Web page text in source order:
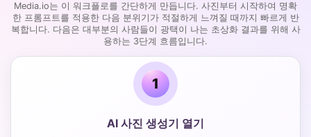
Media.io는 이 워크플로를 간단하게 만듭니다. 사진부터 시작하여 명확
한 프롬프트를 적용한 다음 분위기가 적절하게 느껴질 때까지 빠르게 반
복합니다. 다음은 대부분의 사람들이 광택이 나는 초상화 결과를 위해 사
용하는 3단계 흐름입니다.
1
AI 사진 생성기 열기